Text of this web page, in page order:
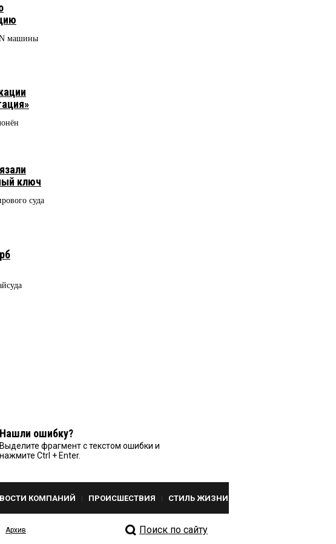
машины
ключ
суда
Нашли ошибку?
Выделите фрагмент с текстом ошибки и
нажмите Ctrl + Enter.
КОМПАНИЙ ПРОИСШЕСТВИЯ СТИЛЬ ЖИЗНИ
Архив
Поиск по сайту